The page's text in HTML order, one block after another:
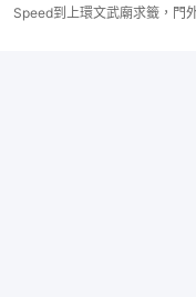
Speed到上環文武廟求籤，門